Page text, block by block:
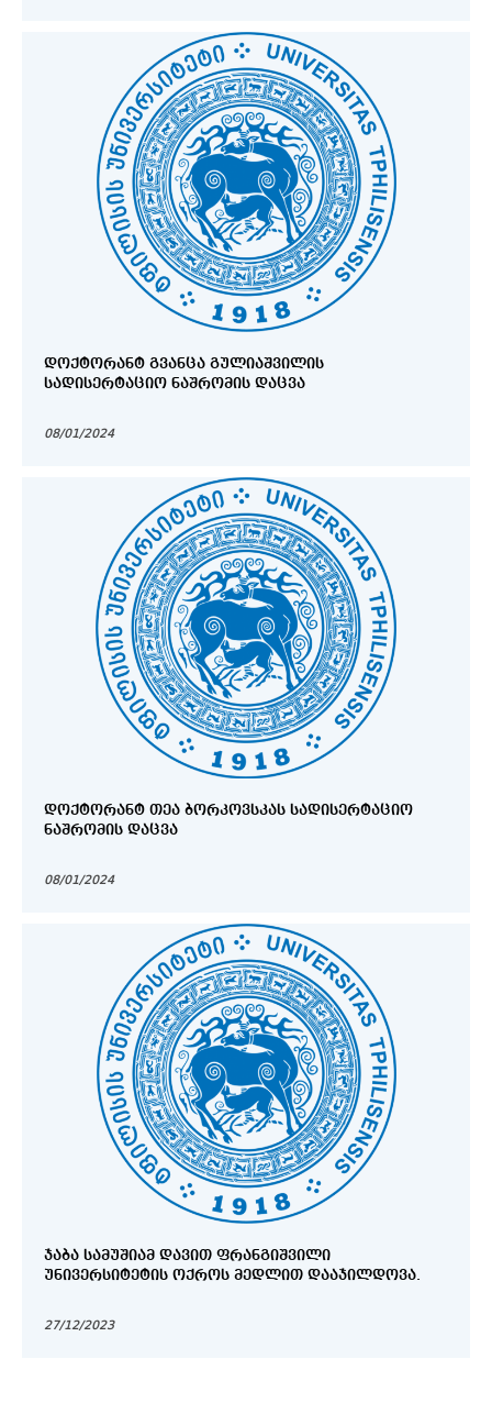
ᲓᲝᲥᲢᲝᲠᲐᲜᲢ ᲒᲕᲐᲜᲪᲐ ᲒᲣᲚᲘᲐᲨᲕᲘᲚᲘᲡ
ᲡᲐᲓᲘᲡᲔᲠᲢᲐᲪᲘᲝ ᲜᲐᲨᲠᲝᲛᲘᲡ ᲓᲐᲪᲕᲐ
08/01/2024
ᲓᲝᲥᲢᲝᲠᲐᲜᲢ ᲗᲔᲐ ᲑᲝᲠᲙᲝᲕᲡᲙᲐᲡ ᲡᲐᲓᲘᲡᲔᲠᲢᲐᲪᲘᲝ
ᲜᲐᲨᲠᲝᲛᲘᲡ ᲓᲐᲪᲕᲐ
08/01/2024
ᲯᲐᲑᲐ ᲡᲐᲛᲣᲨᲘᲐᲛ ᲓᲐᲕᲘᲗ ᲤᲠᲐᲜᲒᲘᲨᲕᲘᲚᲘ
ᲣᲜᲘᲕᲔᲠᲡᲘᲢᲔᲢᲘᲡ ᲝᲥᲠᲝᲡ ᲛᲔᲓᲚᲘᲗ ᲓᲐᲐᲯᲘᲚᲓᲝᲕᲐ.
27/12/2023